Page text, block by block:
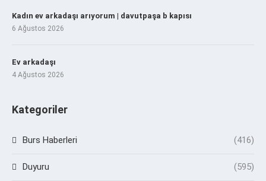
Kadın ev arkadaşı arıyorum | davutpaşa b kapısı
6 Ağustos 2026
Ev arkadaşı
4 Ağustos 2026
Kategoriler
Burs Haberleri (416)
Duyuru (595)